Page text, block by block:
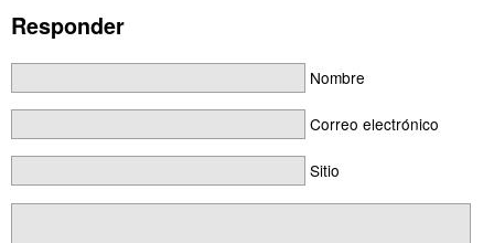
Responder
Nombre
Correo electrónico
Sitio